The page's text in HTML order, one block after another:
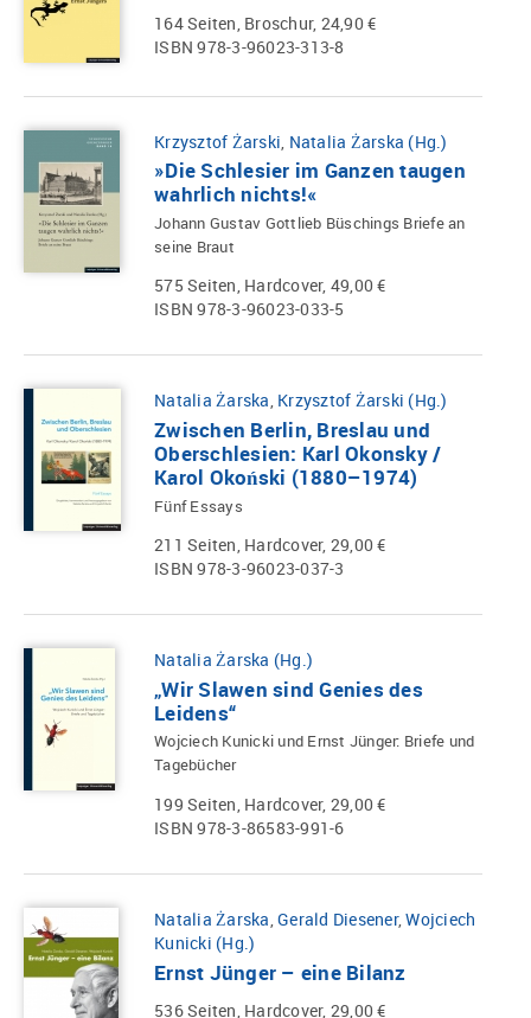
164 Seiten, Broschur, 24,90 €
ISBN 978-3-96023-313-8
Krzysztof Żarski Natalia Żarska (Hg.)
»Die Schlesier im Ganzen taugen
wahrlich nichts!«
Johann Gustav Gottlieb Büschings Briefe an
seine Braut
575 Seiten, Hardcover, 49,00 €
ISBN 978-3-96023-033-5
Natalia Żarska, Krzysztof Żarski (Hg.)
Zwischen Berlin, Breslau und
Oberschlesien: Karl Okonsky /
Karol Okoński (1880–1974)
Fünf Essays
211 Seiten, Hardcover, 29,00 €
ISBN 978-3-96023-037-3
Natalia Żarska (Hg.)
„Wir Slawen sind Genies des
Leidens“
Wojciech Kunicki und Ernst Jünger: Briefe und
Tagebücher
199 Seiten, Hardcover, 29,00 €
ISBN 978-3-86583-991-6
Natalia Żarska,Gerald Diesener,Wojciech
Kunicki (Hg.)
Ernst Jünger – eine Bilanz
536 Seiten, Hardcover, 29,00 €